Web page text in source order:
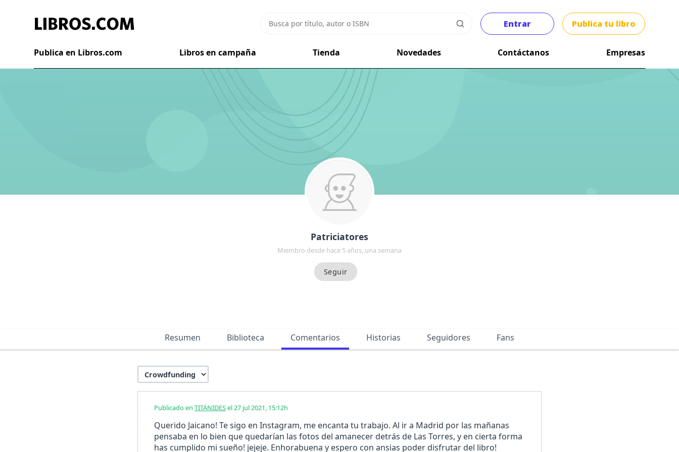
Entrar Publica tu libro
Publica en Libros.com Libros en campaña Tienda Novedades Contáctanos Empresas
Patriciatores
Miembro desde hace 5 años, una semana
Resumen Biblioteca Comentarios Historias Seguidores Fans
Publicado en TITÁNIDESel 27 jul 2021, 15:12h
Querido Jaicano! Te sigo en Instagram, me encanta tu trabajo. Al ir a Madrid por las mañanas
pensaba en lo bien que quedarían las fotos del amanecer detrás de Las Torres, y en cierta forma
has cumplido mi sueño! jejeje. Enhorabuena y espero con ansias poder disfrutar del libro!